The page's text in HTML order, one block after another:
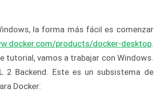
la forma más fácil es comenzar
products/docker-desktop.
tutorial, vamos a trabajar con Windows.
2 Backend. Este es un subsistema de
Docker: